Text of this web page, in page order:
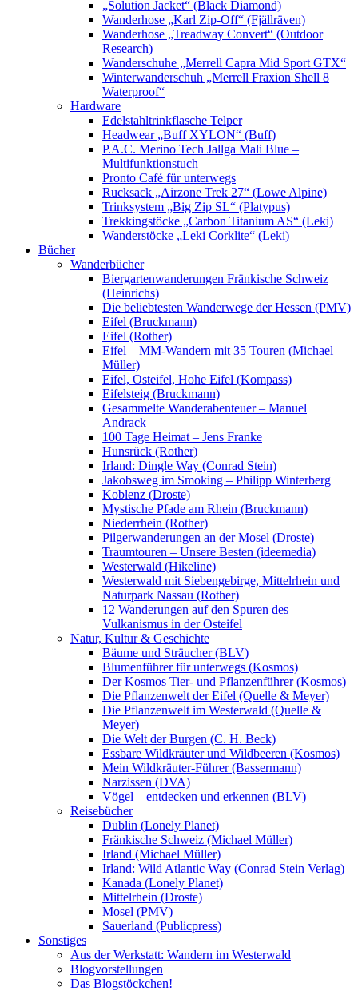
„Solution Jacket“ (Black Diamond)
Wanderhose „Karl Zip-Off“ (Fjällräven)
Wanderhose „Treadway Convert“ (Outdoor
Research)
Wanderschuhe „Merrell Capra Mid Sport GTX“
Winterwanderschuh „Merrell Fraxion Shell 8
Waterproof“
Hardware
Edelstahltrinkflasche Telper
Headwear „Buff XYLON“ (Buff)
P.A.C. Merino Tech Jallga Mali Blue –
Multifunktionstuch
Pronto Café für unterwegs
Rucksack „Airzone Trek 27“ (Lowe Alpine)
Trinksystem „Big Zip SL“ (Platypus)
Trekkingstöcke „Carbon Titanium AS“ (Leki)
Wanderstöcke „Leki Corklite“ (Leki)
Bücher
Wanderbücher
Biergartenwanderungen Fränkische Schweiz
(Heinrichs)
Die beliebtesten Wanderwege der Hessen (PMV)
Eifel (Bruckmann)
Eifel (Rother)
Eifel – MM-Wandern mit 35 Touren (Michael
Müller)
Eifel, Osteifel, Hohe Eifel (Kompass)
Eifelsteig (Bruckmann)
Gesammelte Wanderabenteuer – Manuel
Andrack
100 Tage Heimat – Jens Franke
Hunsrück (Rother)
Irland: Dingle Way (Conrad Stein)
Jakobsweg im Smoking – Philipp Winterberg
Koblenz (Droste)
Mystische Pfade am Rhein (Bruckmann)
Niederrhein (Rother)
Pilgerwanderungen an der Mosel (Droste)
Traumtouren – Unsere Besten (ideemedia)
Westerwald (Hikeline)
Westerwald mit Siebengebirge, Mittelrhein und
Naturpark Nassau (Rother)
12 Wanderungen auf den Spuren des
Vulkanismus in der Osteifel
Natur, Kultur & Geschichte
Bäume und Sträucher (BLV)
Blumenführer für unterwegs (Kosmos)
Der Kosmos Tier- und Pflanzenführer (Kosmos)
Die Pflanzenwelt der Eifel (Quelle & Meyer)
Die Pflanzenwelt im Westerwald (Quelle &
Meyer)
Die Welt der Burgen (C. H. Beck)
Essbare Wildkräuter und Wildbeeren (Kosmos)
Mein Wildkräuter-Führer (Bassermann)
Narzissen (DVA)
Vögel – entdecken und erkennen (BLV)
Reisebücher
Dublin (Lonely Planet)
Fränkische Schweiz (Michael Müller)
Irland (Michael Müller)
Irland: Wild Atlantic Way (Conrad Stein Verlag)
Kanada (Lonely Planet)
Mittelrhein (Droste)
Mosel (PMV)
Sauerland (Publicpress)
Sonstiges
Aus der Werkstatt: Wandern im Westerwald
Blogvorstellungen
Das Blogstöckchen!